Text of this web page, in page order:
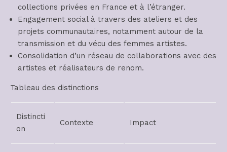
collections privées en France et à l’étranger.
Engagement social à travers des ateliers et des
projets communautaires, notamment autour de la
transmission et du vécu des femmes artistes.
Consolidation d’un réseau de collaborations avec des
artistes et réalisateurs de renom.
Tableau des distinctions
Distincti
on
Contexte Impact